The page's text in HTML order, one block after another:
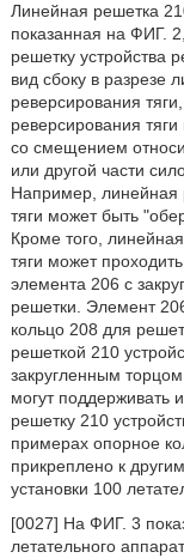
Линейная решетка
показанная на ФИГ.
решетку устройства
вид сбоку в разрезе
реверсирования
реверсирования
со смещением
или другой части
Например, линейная
тяги может быть
Кроме того,
тяги может
элемента 206 с
решетки. Элемент
кольцо 208 для
решеткой 210
закругленным
могут поддерживать
решетку 210
примерах опорное
прикреплено к
установки 100
[0027] На ФИГ. 3
летательного